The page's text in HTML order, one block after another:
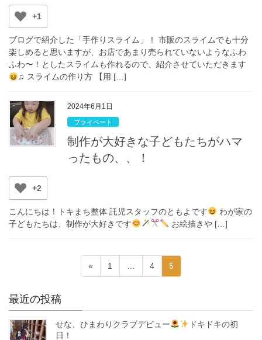
+1
ブログで紹介した「手作りスライム」！ 市販のスライムでも十分
楽しめると思いますが、お店であまり売られていないようなふわ
ふわ〜！としたスライムも作れるので、紹介させていただきます
♫ スライムの作り方 【用 […]
2024年6月1日
プライベート
制作が大好きな子どもたちがハマ
ったもの、、！
+2
こんにちは！トキまち整体 託児スタッフのともよです
わが家の
子どもたちは、制作が大好きです
お絵描きや […]
の
ペ
ー
«
ペ
ー
1
ペ
ー
4
ペ
ー
5
最近の投稿
せな、ひまわりクラブデビュー
ドキドキの初
日！